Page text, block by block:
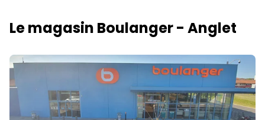
Le magasin Boulanger - Anglet